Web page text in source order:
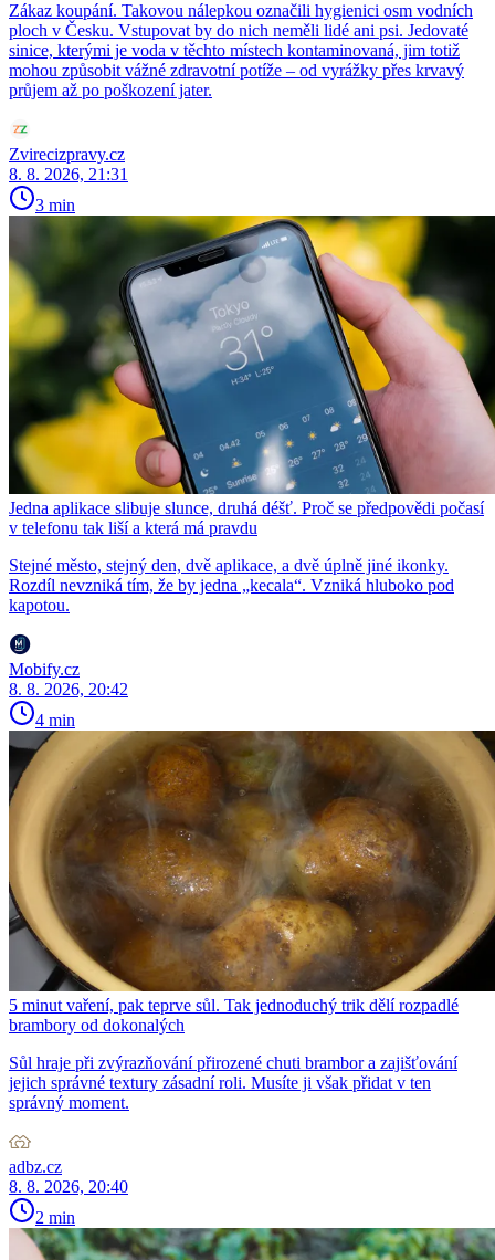
Zákaz koupání. Takovou nálepkou označili hygienici osm vodních
ploch v Česku. Vstupovat by do nich neměli lidé ani psi. Jedovaté
sinice, kterými je voda v těchto místech kontaminovaná, jim totiž
mohou způsobit vážné zdravotní potíže – od vyrážky přes krvavý
průjem až po poškození jater.
Zvirecizpravy.cz
8. 8. 2026, 21:31
3 min
Jedna aplikace slibuje slunce, druhá déšť. Proč se předpovědi počasí
v telefonu tak liší a která má pravdu
Stejné město, stejný den, dvě aplikace, a dvě úplně jiné ikonky.
Rozdíl nevzniká tím, že by jedna „kecala“. Vzniká hluboko pod
kapotou.
Mobify.cz
8. 8. 2026, 20:42
4 min
5 minut vaření, pak teprve sůl. Tak jednoduchý trik dělí rozpadlé
brambory od dokonalých
Sůl hraje při zvýrazňování přirozené chuti brambor a zajišťování
jejich správné textury zásadní roli. Musíte ji však přidat v ten
správný moment.
adbz.cz
8. 8. 2026, 20:40
2 min